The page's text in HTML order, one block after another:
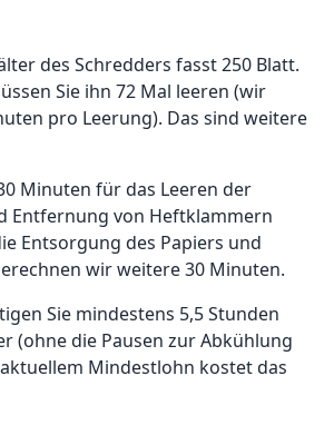
des Schredders fasst 250 Blatt.
Sie ihn 72 Mal leeren (wir
pro Leerung). Das sind weitere
Minuten für das Leeren der
Entfernung von Heftklammern
Entsorgung des Papiers und
wir weitere 30 Minuten.
Sie mindestens 5,5 Stunden
(ohne die Pausen zur Abkühlung
Mindestlohn kostet das